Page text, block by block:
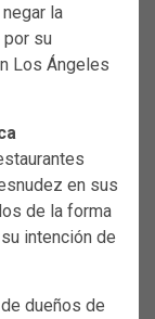
la
por su
Los Ángeles
en sus
de la forma
intención de
dueños de